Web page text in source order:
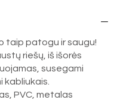
taip patogu ir saugu!
riešų, iš išorės
susegami
kabliukais.
PVC, metalas